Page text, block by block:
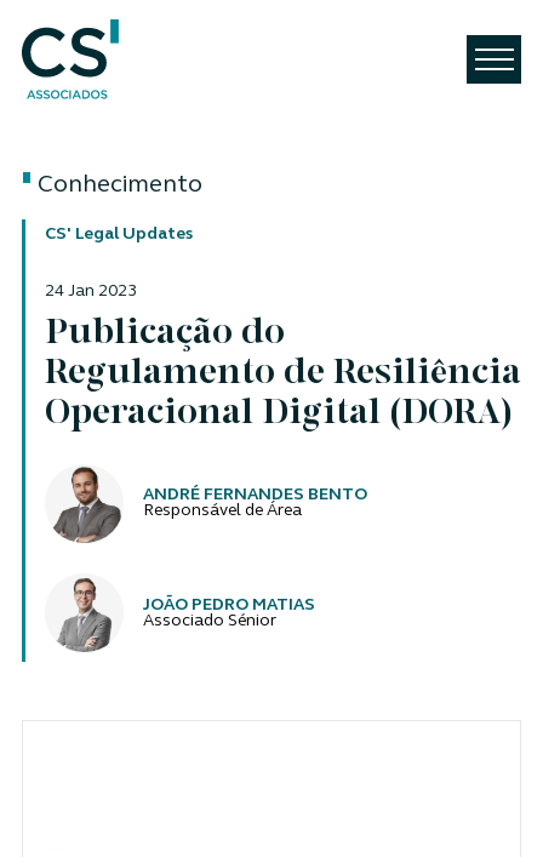
Conhecimento
CS' Legal Updates
24 Jan 2023
Publicação do
Regulamento de Resiliência
Operacional Digital (DORA)
Autores
ANDRÉ FERNANDES BENTO
Responsável de Área
JOÃO PEDRO MATIAS
Associado Sénior